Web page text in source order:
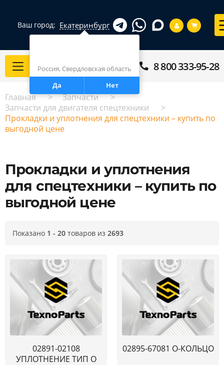
Ваш город: Екатеринбург
Россия, Свердловская область
Да
Нет
Каталог 8 800 333-95-28
Главная
Запчасти
Запчасти для двигателя спецтехники
Прокладки и уплотнения для спецтехники – купить по
выгодной цене
Прокладки и уплотнения
для спецтехники – купить по
выгодной цене
02891-02108
УПЛОТНЕНИЕ ТИП О
02895-67081 О-КОЛЬЦО
Показано 1 - 20 товаров из 2693